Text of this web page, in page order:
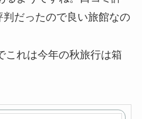
だったので良い旅館なの
これは今年の秋旅行は箱